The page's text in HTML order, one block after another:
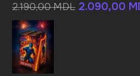
2.190,00MDL 2.090,00